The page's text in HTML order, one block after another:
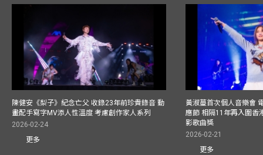
陳健安《梨子》紀念亡父 收錄23年前珍貴錄音 動
畫配手寫字MV添人性溫度 考慮創作家人系列
2026-02-24
更多
黃淑蔓首次個人音樂會
應節 相隔11年再入圍香
影歌曲獎
2026-02-21
更多